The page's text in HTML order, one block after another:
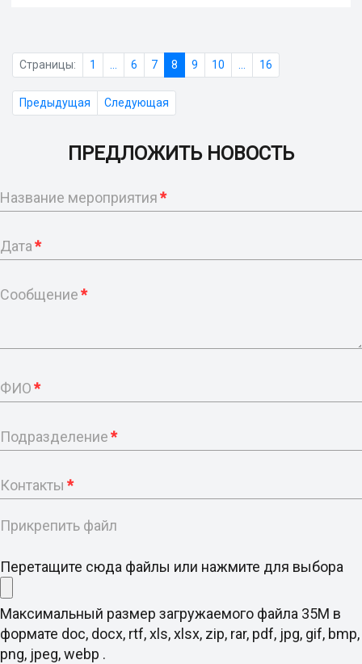
Страницы: 1 6 7 8 9 10 16
Предыдущая Следующая
ПРЕДЛОЖИТЬ НОВОСТЬ
Название мероприятия*
Дата*
Сообщение*
ФИО*
Подразделение*
Контакты *
Прикрепить файл
Перетащите сюда файлы или нажмите для выбора
Максимальный размер загружаемого файла 35M в
формате doc, docx, rtf, xls, xlsx, zip, rar, pdf, jpg, gif, bmp,
png, jpeg, webp .